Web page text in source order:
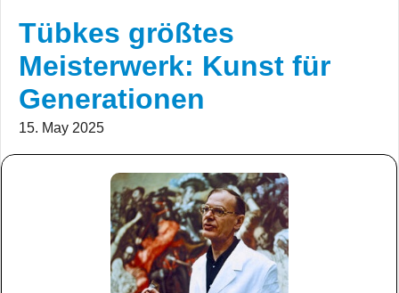
Tübkes größtes
Meisterwerk: Kunst für
Generationen
15. May 2025